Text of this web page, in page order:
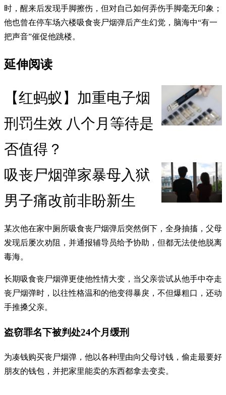
时，醒来后发现手脚擦伤，但对自己如何弄伤手脚毫无印象；
他也曾在停车场六楼吸食丧尸烟弹后产生幻觉，脑海中“有一
把声音”催促他跳楼。
延伸阅读
【红蚂蚁】加重电子烟
刑罚生效 八个月等待是
否值得？
吸丧尸烟弹家暴母入狱
男子痛改前非盼新生
某次他在家中厕所吸食丧尸烟弹后突然倒下，全身抽搐，父母
发现后屡次劝阻，并通报辅导员给予协助，但都无法使他脱离
毒海。
长期吸食丧尸烟弹更使他性情大变，当父亲尝试从他手中夺走
丧尸烟弹时，以往性格温和的他变得暴戾，不但爆粗口，还动
手推搡父亲。
盗窃罪名下被判处24个月缓刑
为凑钱购买丧尸烟弹，他以各种理由向父母讨钱，偷走最要好
朋友的钱包，并把家里能卖的东西都拿去变卖。